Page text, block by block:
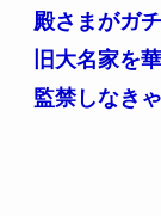
殿さまがガ
旧大名家を
監禁しなき